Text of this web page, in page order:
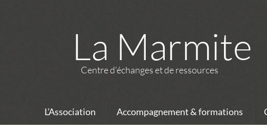
La Marmite
Centre d’échanges et de ressources
L’Association Accompagnement & formations